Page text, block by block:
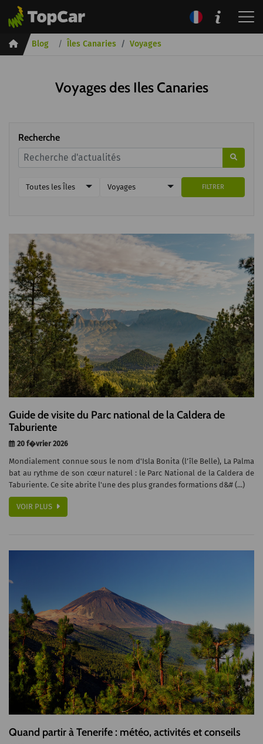
InicioBlog Îles Canaries Voyages
Voyages des Iles Canaries
Guide de visite du Parc national de la Caldera de
Taburiente
20 f�vrier 2026
Mondialement connue sous le nom d'Isla Bonita (l’île Belle), La Palma
bat au rythme de son cœur naturel : le Parc National de la Caldera de
Taburiente. Ce site abrite l'une des plus grandes formations d&# (...)
VOIR PLUS
Quand partir à Tenerife : météo, activités et conseils
Recherche
Toutes les Îles Voyages FILTRER